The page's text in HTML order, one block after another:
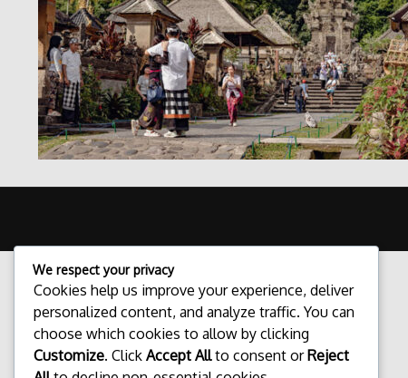
We respect your privacy
Cookies help us improve your experience, deliver
personalized content, and analyze traffic. You can
choose which cookies to allow by clicking
Customize. Click Accept Allto consent orReject